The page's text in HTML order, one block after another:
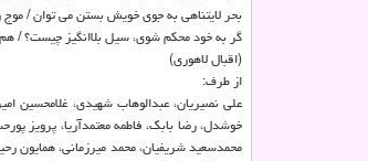
بحر لایتناهی به جوی خویش بستن می توان /
گر به خود محكم شوی، سیل بلاانگیز چیست؟ /
(اقبال لاهوری)
از طرف:
علی نصیریان، عبدالوهاب شهیدی، غلامحسین
خوشدل، رضا بابك، فاطمه معتمدآریا، پرویز
محمدسعید شریفیان، محمد میرزمانی، همایون